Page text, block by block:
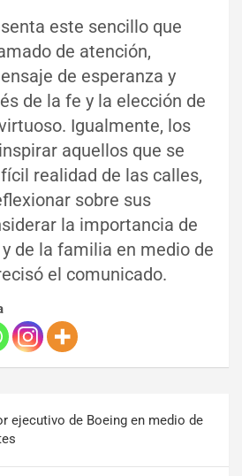
este sencillo que
de atención,
de esperanza y
de la fe y la elección de
Igualmente, los
aquellos que se
realidad de las calles,
sobre sus
la importancia de
de la familia en medio de
el comunicado.
ejecutivo de Boeing en medio de